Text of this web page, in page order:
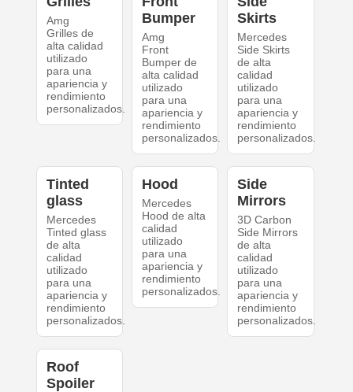
Amg
Grilles de
alta calidad
utilizado
para una
apariencia y
rendimiento
personalizados.
Bumper
Amg
Front
Bumper de
alta calidad
utilizado
para una
apariencia y
rendimiento
personalizados.
Skirts
Mercedes
Side Skirts
de alta
calidad
utilizado
para una
apariencia y
rendimiento
personalizados.
Tinted
glass
Mercedes
Tinted glass
de alta
calidad
utilizado
para una
apariencia y
rendimiento
personalizados.
Hood
Mercedes
Hood de alta
calidad
utilizado
para una
apariencia y
rendimiento
personalizados.
Side
Mirrors
3D Carbon
Side Mirrors
de alta
calidad
utilizado
para una
apariencia y
rendimiento
personalizados.
Roof
Spoiler